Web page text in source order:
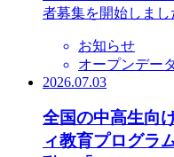
者募集を開始しまし
お知らせ
オープンデー
2026.07.03
全国の中高生向
ィ教育プログラ